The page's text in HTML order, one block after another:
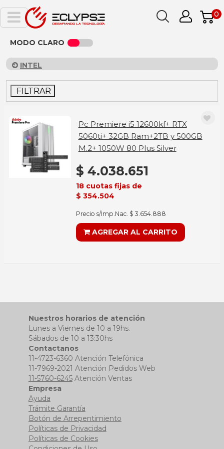
0
MODO CLARO
INTEL
FILTRAR
Pc Premiere i5 12600kf+ RTX
5060ti+ 32GB Ram+2TB y 500GB
M.2+ 1050W 80 Plus Silver
$ 4.038.651
18 cuotas fijas de
$ 354.504
Precio s/Imp.Nac. $ 3.654.888
AGREGAR AL CARRITO
Nuestros horarios de atención
Lunes a Viernes de 10 a 19hs.
Sábados de 10 a 13:30hs
Contactanos
11-4723-6360 Atención Telefónica
11-7969-2021 Atención Pedidos Web
11-5760-6245Atención Ventas
Empresa
Ayuda
Trámite Garantía
Botón de Arrepentimiento
Políticas de Privacidad
Políticas de Cookies